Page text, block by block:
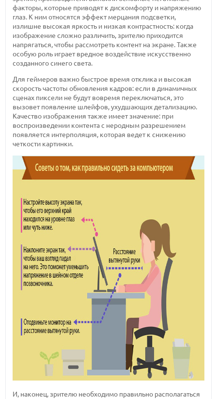
факторы, которые приводят к дискомфорту и напряжению
глаз. К ним относятся эффект мерцания подсветки,
излишне высокая яркость и низкая контрастность: когда
изображение сложно различить, зрителю приходится
напрягаться, чтобы рассмотреть контент на экране. Также
особую роль играет вредное воздействие искусственно
созданного синего света.
Для геймеров важно быстрое время отклика и высокая
скорость частоты обновления кадров: если в динамичных
сценах пиксели не будут вовремя переключаться, это
вызовет появление шлейфов, ухудшающих детализацию.
Качество изображения также имеет значение: при
воспроизведении контента с неродным разрешением
появляется интерполяция, которая ведет к снижению
четкости картинки.
И, наконец, зрителю необходимо правильно располагаться